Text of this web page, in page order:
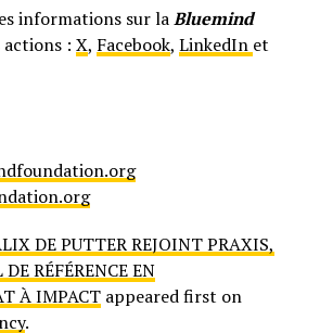
informations sur laBluemind
: X, Facebook, LinkedIn et
DE PUTTER REJOINT PRAXIS,
RÉFÉRENCE EN
À IMPACTappeared first on
.